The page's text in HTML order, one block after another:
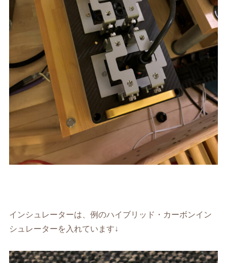
インシュレーターは、例のハイブリッド・カーボンイン
シュレーターを入れています↓